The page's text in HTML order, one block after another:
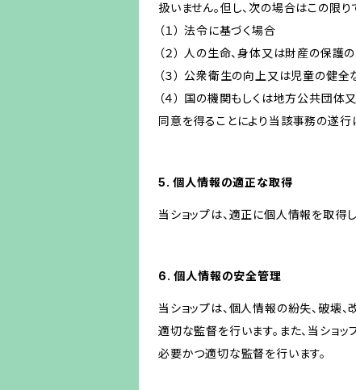
扱いません。但し、次の場合はこの限り
（１） 法令に基づく場合
（２） 人の生命、身体又は財産の保
（３） 公衆衛生の向上又は児童の健
（４） 国の機関もしくは地方公共団
同意を得ることにより当該事務の遂
5. 個人情報の適正な取得
当ショップは、適正に個人情報を取得
6. 個人情報の安全管理
当ショップは、個人情報の紛失、破壊
適切な監督を行います。また、当ショ
必要かつ適切な監督を行います。